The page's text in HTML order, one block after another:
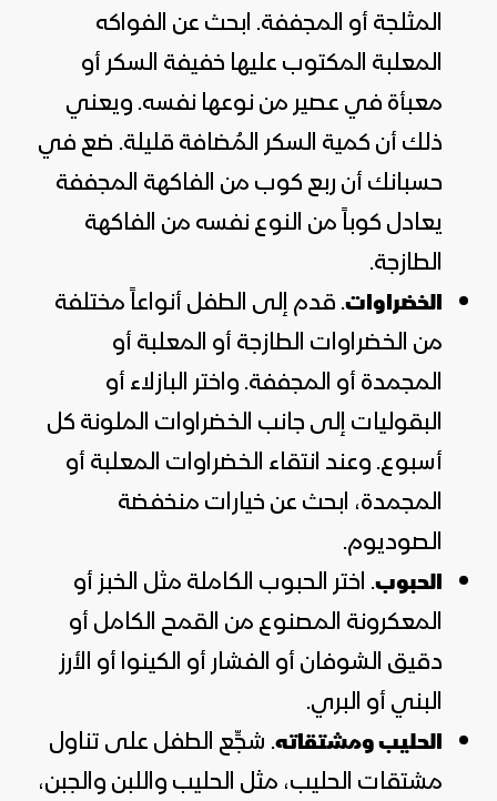
المثلجة أو المجففة. ابحث عن الفواكه
المعلبة المكتوب عليها خفيفة السكر أو
معبأة في عصير من نوعها نفسه. ويعني
ذلك أن كمية السكر المُضافة قليلة. ضع في
حسبانك أن ربع كوب من الفاكهة المجففة
يعادل كوباً من النوع نفسه من الفاكهة
الطازجة.
الخضراوات. قدم إلى الطفل أنواعاً مختلفة
من الخضراوات الطازجة أو المعلبة أو
المجمدة أو المجففة. واختر البازلاء أو
البقوليات إلى جانب الخضراوات الملونة كل
أسبوع. وعند انتقاء الخضراوات المعلبة أو
المجمدة، ابحث عن خيارات منخفضة
الصوديوم.
الحبوب. اختر الحبوب الكاملة مثل الخبز أو
المعكرونة المصنوع من القمح الكامل أو
دقيق الشوفان أو الفشار أو الكينوا أو الأرز
البني أو البري.
الحليب ومشتقاته. شجِّع الطفل على تناول
مشتقات الحليب، مثل الحليب واللبن والجبن،